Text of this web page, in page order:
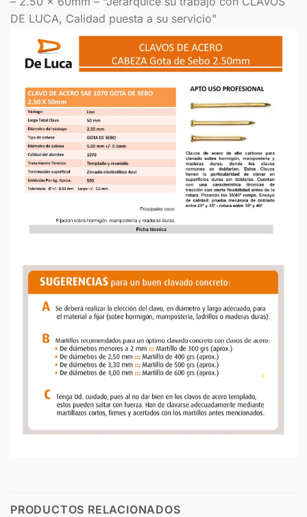
DE LUCA, Calidad puesta a su servicio”
PRODUCTOS RELACIONADOS